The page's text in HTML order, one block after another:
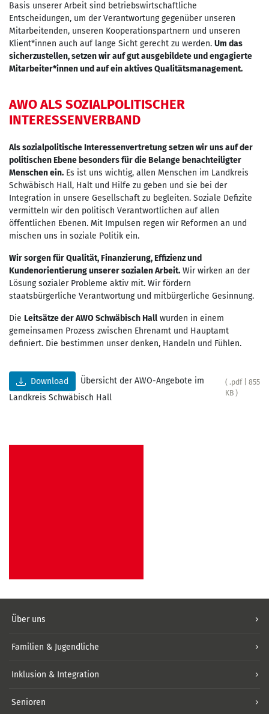
Basis unserer Arbeit sind betriebswirtschaftliche
Entscheidungen, um der Verantwortung gegenüber unseren
Mitarbeitenden, unseren Kooperationspartnern und unseren
Klient*innen auch auf lange Sicht gerecht zu werden. Um das
sicherzustellen, setzen wir auf gut ausgebildete und engagierte
Mitarbeiter*innen und auf ein aktives Qualitätsmanagement.
AWO ALS SOZIALPOLITISCHER
INTERESSENVERBAND
Als sozialpolitische Interessenvertretung setzen wir uns auf der
politischen Ebene besonders für die Belange benachteiligter
Menschen ein. Es ist uns wichtig, allen Menschen im Landkreis
Schwäbisch Hall, Halt und Hilfe zu geben und sie bei der
Integration in unsere Gesellschaft zu begleiten. Soziale Defizite
vermitteln wir den politisch Verantwortlichen auf allen
öffentlichen Ebenen. Mit Impulsen regen wir Reformen an und
mischen uns in soziale Politik ein.
Wir sorgen für Qualität, Finanzierung, Effizienz und
Kundenorientierung unserer sozialen Arbeit. Wir wirken an der
Lösung sozialer Probleme aktiv mit. Wir fördern
staatsbürgerliche Verantwortung und mitbürgerliche Gesinnung.
Die Leitsätze der AWO Schwäbisch Hall wurden in einem
gemeinsamen Prozess zwischen Ehrenamt und Hauptamt
definiert. Die bestimmen unser denken, Handeln und Fühlen.
Download
Übersicht der AWO-Angebote im
Landkreis Schwäbisch Hall
( .pdf | 855
KB )
Über uns
Familien & Jugendliche
Inklusion & Integration
Senioren